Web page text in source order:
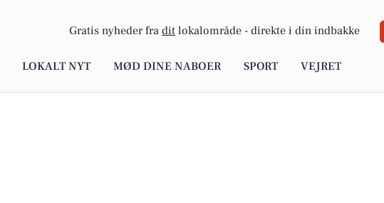
Gratis nyheder fra dit lokalområde - direkte i din indbakke
LOKALT NYT MØD DINE NABOER SPORT VEJRET